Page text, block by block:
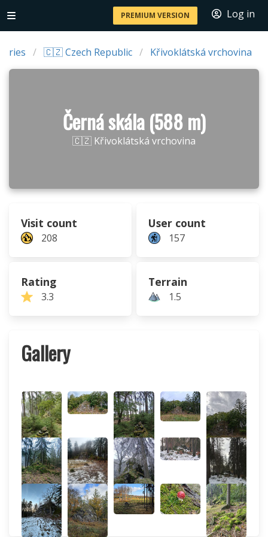
PREMIUM VERSION Log in
🇨🇿 Czech Republic Křivoklátská vrchovina
Černá skála (588 m)
🇨🇿 Křivoklátská vrchovina
Visit count
208
User count
157
Rating
3.3
Terrain
1.5
Gallery